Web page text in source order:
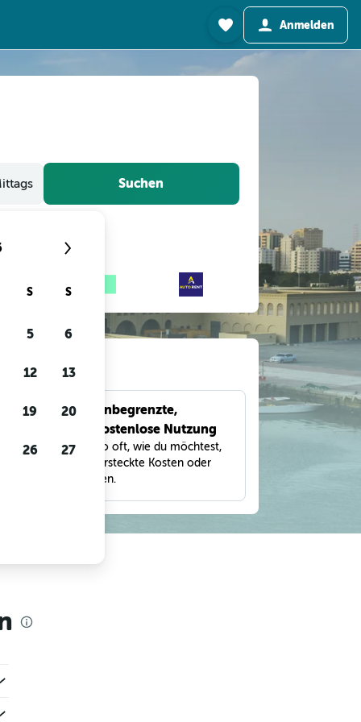
Anmelden
Suchen
Unbegrenzte,
kostenlose Nutzung
Suche so oft, wie du möchtest,
ohne versteckte Kosten oder
Gebühren.
S S
5 6
12 13
19 20
26 27